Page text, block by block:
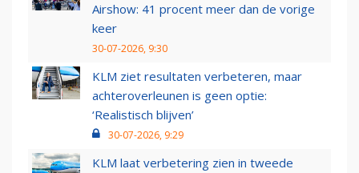
Airshow: 41 procent meer dan de vorige
keer
30-07-2026, 9:30
KLM ziet resultaten verbeteren, maar
achteroverleunen is geen optie:
‘Realistisch blijven’
30-07-2026, 9:29
KLM laat verbetering zien in tweede